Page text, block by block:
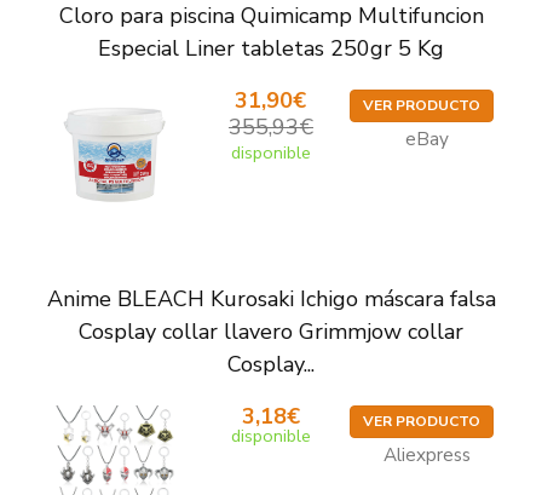
Cloro para piscina Quimicamp Multifuncion
Especial Liner tabletas 250gr 5 Kg
31,90€
355,93€
disponible
VER PRODUCTO
eBay
Anime BLEACH Kurosaki Ichigo máscara falsa
Cosplay collar llavero Grimmjow collar
Cosplay...
3,18€
disponible
VER PRODUCTO
Aliexpress